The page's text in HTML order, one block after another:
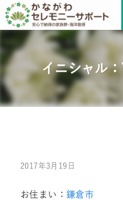
イニシャル
2017年3月19日
お住まい： 鎌倉市